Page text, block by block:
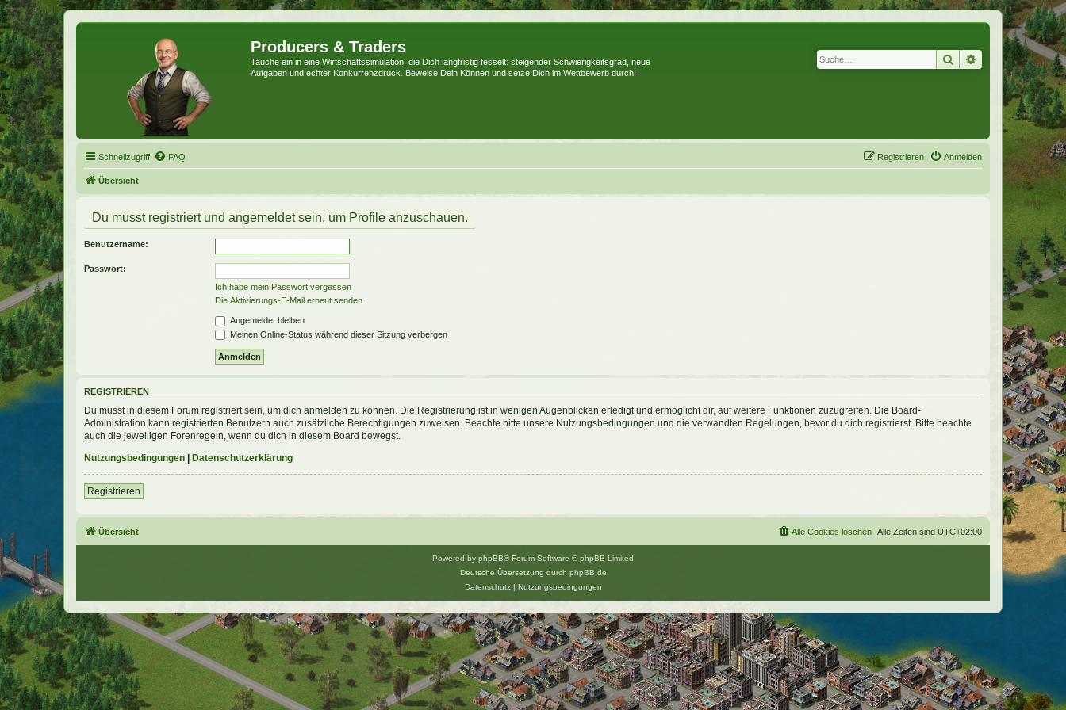
Producers & Traders
Tauche ein in eine Wirtschaftssimulation, die Dich langfristig fesselt: steigender Schwierigkeitsgrad, neue
Aufgaben und echter Konkurrenzdruck. Beweise Dein Können und setze Dich im Wettbewerb durch!
Suche Erweiterte Suche
Schnellzugriff FAQ Anmelden
Registrieren
Übersicht
Du musst registriert und angemeldet sein, um Profile anzuschauen.
Benutzername:
Passwort:
Ich habe mein Passwort vergessen
Die Aktivierungs-E-Mail erneut senden
Angemeldet bleiben
Meinen Online-Status während dieser Sitzung verbergen
REGISTRIEREN
Du musst in diesem Forum registriert sein, um dich anmelden zu können. Die Registrierung ist in wenigen Augenblicken erledigt und ermöglicht dir, auf weitere Funktionen zuzugreifen. Die Board-
Administration kann registrierten Benutzern auch zusätzliche Berechtigungen zuweisen. Beachte bitte unsere Nutzungsbedingungen und die verwandten Regelungen, bevor du dich registrierst. Bitte beachte
auch die jeweiligen Forenregeln, wenn du dich in diesem Board bewegst.
Nutzungsbedingungen | Datenschutzerklärung
Registrieren
Übersicht Alle Zeiten sind UTC+02:00
Alle Cookies löschen
Powered by phpBB® Forum Software © phpBB Limited
Deutsche Übersetzung durch phpBB.de
Datenschutz| Nutzungsbedingungen